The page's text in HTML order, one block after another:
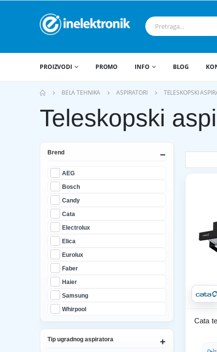
PROIZVODI PROMO INFO BLOG
BELA TEHNIKA ASPIRATORI TELESKOPSKI
Teleskopski
Cata
Brend
AEG
Bosch
Candy
Cata
Electrolux
Elica
Eurolux
Faber
Haier
Samsung
Whirpool
Tip ugradnog aspiratora